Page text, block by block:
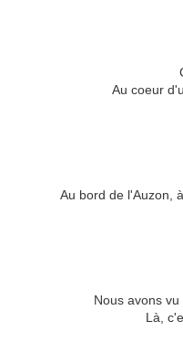
Au coeur
Au bord de l'Auzon,
Nous avons vu
Là,